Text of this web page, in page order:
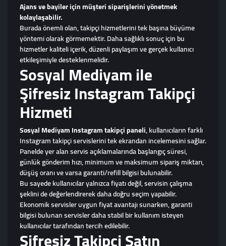
Ajans ve bayiler için müşteri siparişlerini yönetmek
kolaylaşabilir.
Burada önemli olan, takipçi hizmetlerini tek başına büyüme
yöntemi olarak görmemektir. Daha sağlıklı sonuç için bu
hizmetler kaliteli içerik, düzenli paylaşım ve gerçek kullanıcı
etkileşimiyle desteklenmelidir.
Sosyal Mediyam ile
Şifresiz Instagram Takipçi
Hizmeti
Sosyal Mediyam Instagram takipçi paneli, kullanıcıların farklı
Instagram takipçi servislerini tek ekrandan incelemesini sağlar.
Panelde yer alan servis açıklamalarında başlangıç süresi,
günlük gönderim hızı, minimum ve maksimum sipariş miktarı,
düşüş oranı ve varsa garanti/refill bilgisi bulunabilir.
Bu sayede kullanıcılar yalnızca fiyatı değil, servisin çalışma
şeklini de değerlendirerek daha doğru seçim yapabilir.
Ekonomik servisler uygun fiyat avantajı sunarken, garanti
bilgisi bulunan servisler daha stabil bir kullanım isteyen
kullanıcılar tarafından tercih edilebilir.